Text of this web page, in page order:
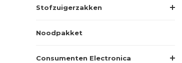
Stofzuigerzakken
Noodpakket
Consumenten Electronica